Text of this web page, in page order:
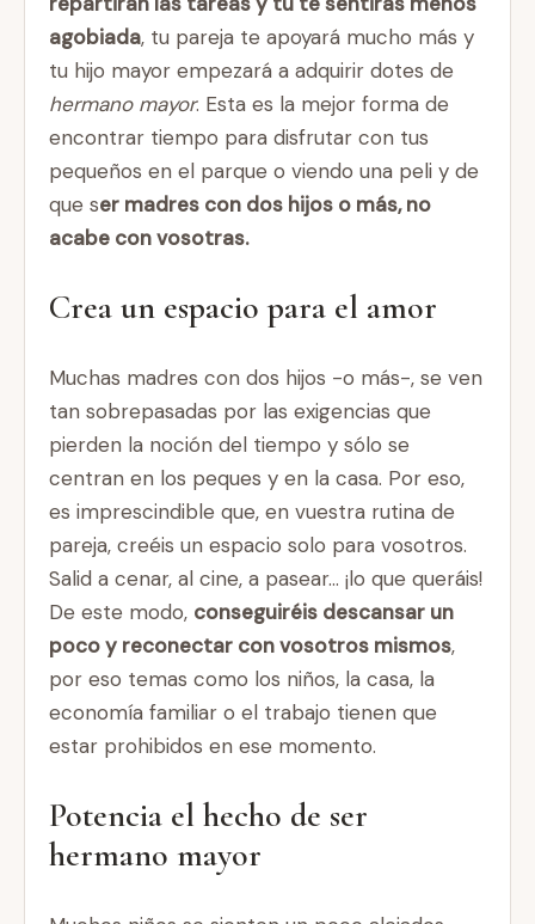
agobiada, tu pareja te apoyará mucho más y
tu hijo mayor empezará a adquirir dotes de
hermano mayor. Esta es la mejor forma de
encontrar tiempo para disfrutar con tus
pequeños en el parque o viendo una peli y de
que ser madres con dos hijos o más, no
acabe con vosotras.
Crea un espacio para el amor
Muchas madres con dos hijos -o más-, se ven
tan sobrepasadas por las exigencias que
pierden la noción del tiempo y sólo se
centran en los peques y en la casa. Por eso,
es imprescindible que, en vuestra rutina de
pareja, creéis un espacio solo para vosotros.
Salid a cenar, al cine, a pasear… ¡lo que queráis!
De este modo, conseguiréis descansar un
poco y reconectar con vosotros mismos,
por eso temas como los niños, la casa, la
economía familiar o el trabajo tienen que
estar prohibidos en ese momento.
Potencia el hecho de ser
hermano mayor